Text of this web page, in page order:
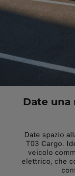
Date una
Date spazio
T03 Cargo.
veicolo
elettrico, che